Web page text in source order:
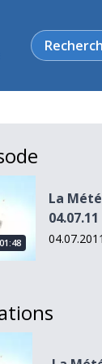
Rechercher
La
04.07.11
04.07.2011